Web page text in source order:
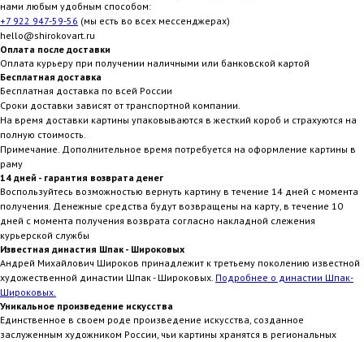
нами любым удобным способом:
+7 922 947-59-56 (мы есть во всех мессенджерах)
hello@shirokovart.ru
Оплата после доставки
Оплата курьеру при получении наличными или банковской картой
Бесплатная доставка
Бесплатная доставка по всей России
Сроки доставки зависят от транспортной компании.
На время доставки картины упаковываются в жесткий короб и страхуются на
полную стоимость.
Примечание. Дополнительное время потребуется на оформление картины в
раму
14 дней - гарантия возврата денег
Воспользуйтесь возможностью вернуть картину в течение 14 дней с момента
получения. Денежные средства будут возвращены на карту, в течение 10
дней с момента получения возврата согласно накладной слежения
курьерской службы
Известная династия Шпак - Широковых
Андрей Михайлович Широков принадлежит к третьему поколению известной
художественной династии Шпак - Широковых. Подробнее о династии Шпак-
Широковых.
Уникальное произведение искусства
Единственное в своем роде произведение искусства, созданное
заслуженным художником России, чьи картины хранятся в региональных